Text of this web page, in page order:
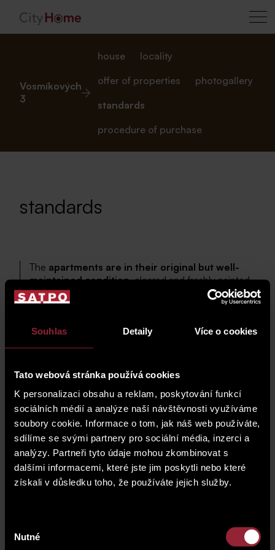
Souhlas Detaily Více o cookies
Tato webová stránka používá cookies
K personalizaci obsahu a reklam, poskytování funkcí
sociálních médií a analýze naší návštěvnosti využíváme
soubory cookie. Informace o tom, jak náš web používáte,
sdílíme se svými partnery pro sociální média, inzerci a
analýzy. Partneři tyto údaje mohou zkombinovat s
dalšími informacemi, které jste jim poskytli nebo které
získali v důsledku toho, že používáte jejich služby.
souhlasu
Nutné
Vosmíkových
3
house
locality
offer of properties
photogallery
standards
procedure of purchase
standards
The apartments are in their original but well-
maintained condition, cleared and freshly painted.
Each unit includes
a private basement storage
unit, and apartments on the
4th floor feature
apartment.
The brick apartment building with a flat roof
doesnot have an elevator . Windows of the
apartments facing the street are orientednorth,
while those facing the courtyard are orientedsouth
The windows are wooden-framed.
Repairs to the
street-facing façade and minor
improvements to the common areas
are planned